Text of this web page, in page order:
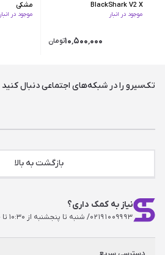
BlackShark V2 X
موجود در انبار
۱۰٬۵۰۰٬۰۰۰تومان
مشکی
موجود در انبار
تک‌سیرو را در شبکه‌های اجتماعی دنبال کنید
نیاز به کمک داری؟
۰۲۱۹۱۰۰۹۹۹۳/ شنبه تا پنجشنبه از ۱۰:۳۰ تا ۱۹:۳۰
بازگشت به بالا